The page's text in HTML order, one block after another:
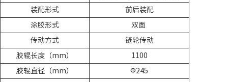
装配形式 前后装配
涂胶形式 双面
传动方式 链轮传动
胶辊长度（mm） 1100
胶辊直径（mm） Φ245